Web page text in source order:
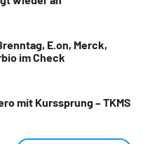
E.on, Merck,
im Check
mit Kurssprung – TKMS